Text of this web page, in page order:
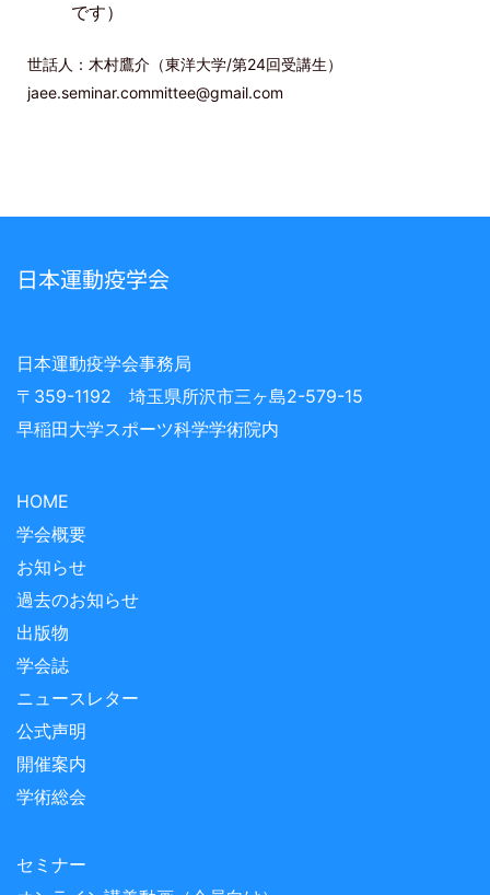
です）
世話人：木村鷹介（東洋大学/第24回受講生）
jaee.seminar.committee@gmail.com
日本運動疫学会
日本運動疫学会事務局
〒359-1192 埼玉県所沢市三ヶ島2-579-15
早稲田大学スポーツ科学学術院内
HOME
学会概要
お知らせ
過去のお知らせ
出版物
学会誌
ニュースレター
公式声明
開催案内
学術総会
セミナー